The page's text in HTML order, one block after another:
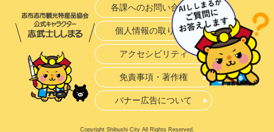
各課へのお問い合わせ
個人情報の取り扱い
アクセシビリティ
免責事項・著作権
バナー広告について
Copyright Shibushi City All Rights Reserved.